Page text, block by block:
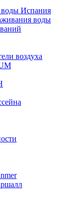
воды Испания
воды
воздуха